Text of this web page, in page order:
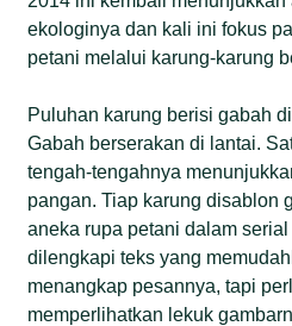
ekologinya dan kali ini fokus
petani melalui karung-karung
Puluhan karung berisi gabah
Gabah berserakan di lantai.
tengah-tengahnya
pangan. Tiap karung disablon
aneka rupa petani dalam
dilengkapi teks yang
menangkap pesannya, tapi
memperlihatkan lekuk